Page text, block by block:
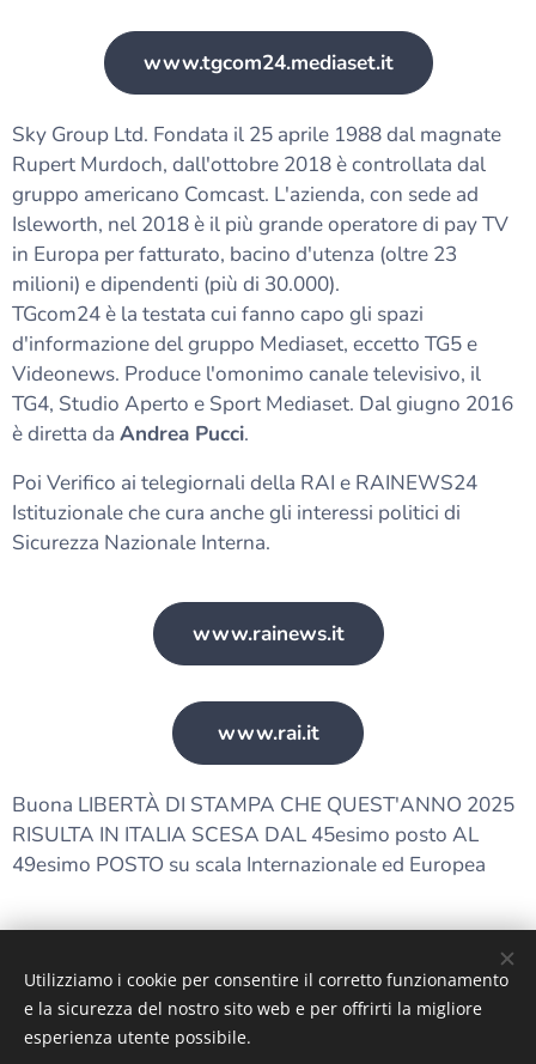
www.tgcom24.mediaset.it
Sky Group Ltd. Fondata il 25 aprile 1988 dal magnate
Rupert Murdoch, dall'ottobre 2018 è controllata dal
gruppo americano Comcast. L'azienda, con sede ad
Isleworth, nel 2018 è il più grande operatore di pay TV
in Europa per fatturato, bacino d'utenza (oltre 23
milioni) e dipendenti (più di 30.000).
TGcom24 è la testata cui fanno capo gli spazi
d'informazione del gruppo Mediaset, eccetto TG5 e
Videonews. Produce l'omonimo canale televisivo, il
TG4, Studio Aperto e Sport Mediaset. Dal giugno 2016
è diretta da Andrea Pucci.
Poi Verifico ai telegiornali della RAI e RAINEWS24
Istituzionale che cura anche gli interessi politici di
Sicurezza Nazionale Interna.
www.rainews.it
www.rai.it
Buona LIBERTÀ DI STAMPA CHE QUEST'ANNO 2025
RISULTA IN ITALIA SCESA DAL 45esimo posto AL
49esimo POSTO su scala Internazionale ed Europea
Immagini fornite da Pexels
Cookies
Utilizziamo i cookie per consentire il corretto funzionamento
e la sicurezza del nostro sito web e per offrirti la migliore
esperienza utente possibile.